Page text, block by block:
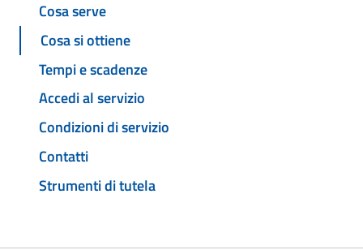
Cosa serve
Cosa si ottiene
Tempi e scadenze
Accedi al servizio
Condizioni di servizio
Contatti
Strumenti di tutela